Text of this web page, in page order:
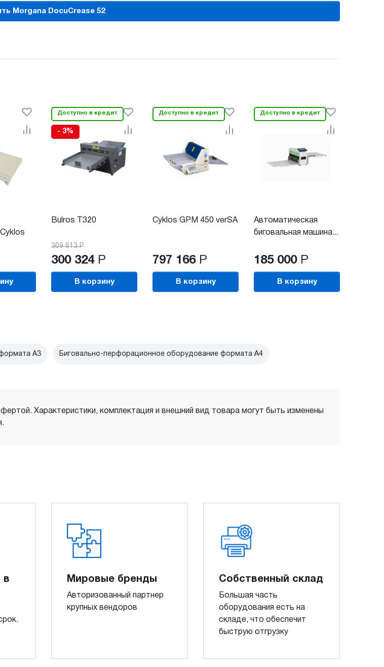
Morgana DocuCrease 52
Доступно в кредит
- 3%
Bulros T320
309 613 Р
300 324 Р
В корзину
Доступно в кредит
Cyklos GPM 450 verSA
797 166 Р
В корзину
Доступно в кредит
Автоматическая
биговальная машина...
185 000 Р
В корзину
А3 Биговально-перфорационное оборудование формата А4
Характеристики, комплектация и внешний вид товара могут быть изменены
в
Мировые бренды
Авторизованный партнер
крупных вендоров
Собственный склад
Большая часть
оборудования есть на
складе, что обеспечит
быструю отгрузку